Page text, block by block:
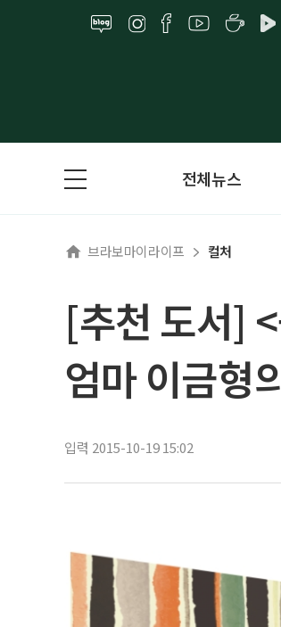
전체뉴스
브라보마이라이프 컬처
[추천 도서]
엄마 이금형
입력 2015-10-19 15:02